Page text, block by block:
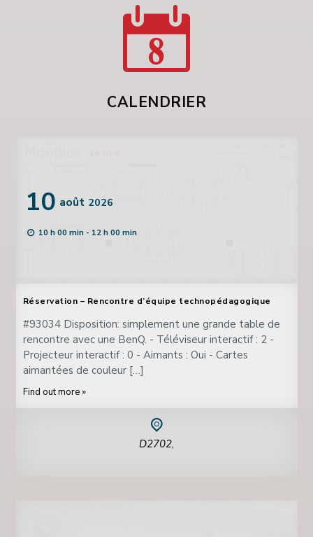
CALENDRIER
10 août 2026
10 h 00 min - 12 h 00 min
Réservation – Rencontre d’équipe technopédagogique
#93034 Disposition: simplement une grande table de
rencontre avec une BenQ. - Téléviseur interactif : 2 -
Projecteur interactif : 0 - Aimants : Oui - Cartes
aimantées de couleur […]
Find out more »
D2702,